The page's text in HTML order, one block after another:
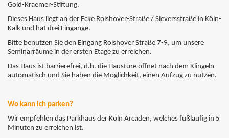
Gold-Kraemer-Stiftung.
Dieses Haus liegt an der Ecke Rolshover-Straße / Sieversstraße in Köln-
Kalk und hat drei Eingänge.
Bitte benutzen Sie den Eingang Rolshover Straße 7-9, um unsere
Seminarräume in der ersten Etage zu erreichen.
Das Haus ist barrierefrei, d.h. die Haustüre öffnet nach dem Klingeln
automatisch und Sie haben die Möglichkeit, einen Aufzug zu nutzen.
Wo kann ich parken?
Wir empfehlen das Parkhaus der Köln Arcaden, welches fußläufig in 5
Minuten zu erreichen ist.